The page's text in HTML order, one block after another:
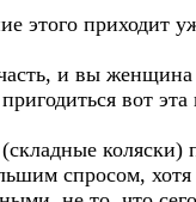
этого приходит
и вы
вот
коляски)
спросом,